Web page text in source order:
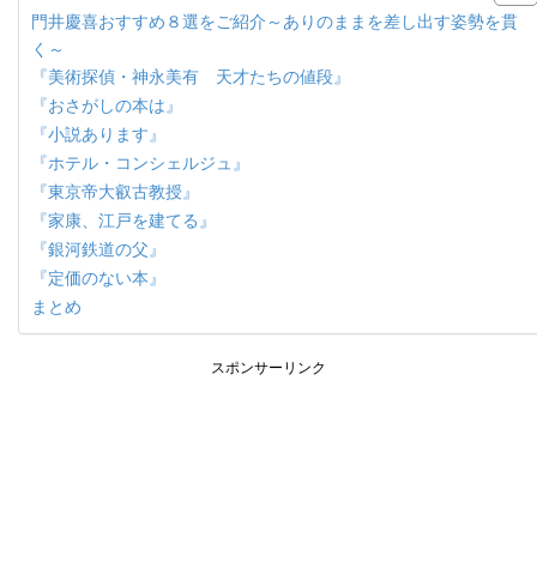
門井慶喜おすすめ８選をご紹介～ありのままを差し出す姿勢を貫
く～
『美術探偵・神永美有 天才たちの値段』
『おさがしの本は』
『小説あります』
『ホテル・コンシェルジュ』
『東京帝大叡古教授』
『家康、江戸を建てる』
『銀河鉄道の父』
『定価のない本』
まとめ
スポンサーリンク